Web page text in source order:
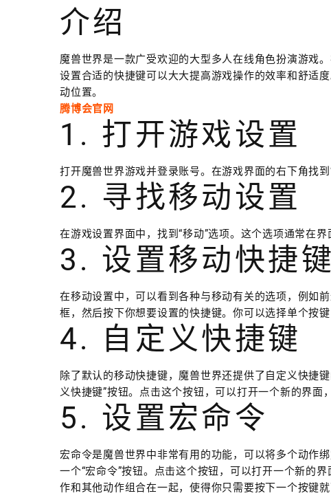
介绍
魔兽世界是一款广受欢迎的大型多人在线角色扮演游戏
设置合适的快捷键可以大大提高游戏操作的效率和舒适
动位置。
腾博会官网
1. 打开游戏设置
打开魔兽世界游戏并登录账号。在游戏界面的右下角找到
2. 寻找移动设置
在游戏设置界面中，找到“移动”选项。这个选项通常在
3. 设置移动快捷键
在移动设置中，可以看到各种与移动有关的选项，例如
框，然后按下你想要设置的快捷键。你可以选择单个按
4. 自定义快捷键
除了默认的移动快捷键，魔兽世界还提供了自定义快捷
义快捷键”按钮。点击这个按钮，可以打开一个新的界面
5. 设置宏命令
宏命令是魔兽世界中非常有用的功能，可以将多个动作
一个“宏命令”按钮。点击这个按钮，可以打开一个新的
作和其他动作组合在一起，使得你只需要按下一个按键就